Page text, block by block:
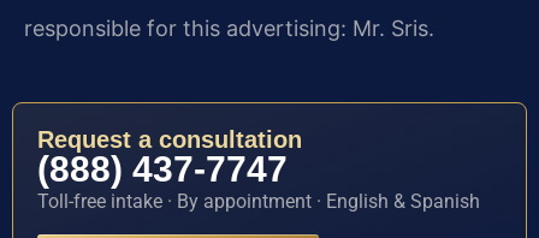
responsible for this advertising: Mr. Sris.
Request a consultation
(888) 437-7747
Toll-free intake · By appointment · English & Spanish